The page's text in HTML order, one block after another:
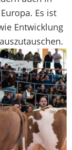
Es ist
Entwicklung